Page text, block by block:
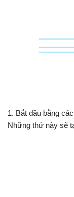
1. Bắt đầu bằng
Những thứ này sẽ